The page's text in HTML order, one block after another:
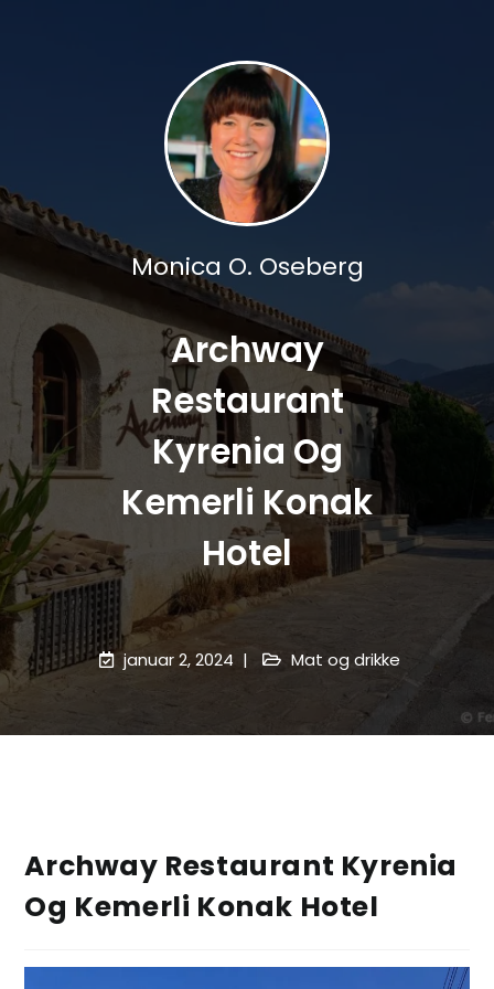
Monica O. Oseberg
Archway
Restaurant
Kyrenia Og
Kemerli Konak
Hotel
januar 2, 2024 Mat og drikke
Archway Restaurant Kyrenia
Og Kemerli Konak Hotel